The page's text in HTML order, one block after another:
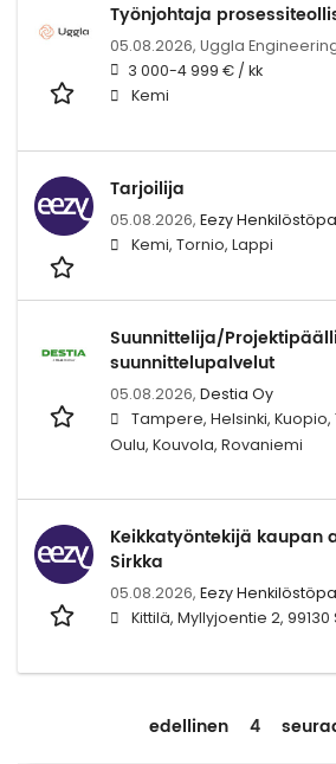
Työnjohtaja
05.08.2026, Uggla
3 000-4 999 € / kk
Kemi
Tarjoilija
05.08.2026, Eezy
Kemi, Tornio, Lappi
Suunnittelija/
suunnittelupalvelut
05.08.2026, Destia Oy
Tampere, Helsinki, Kuopio,
Oulu, Kouvola, Rovaniemi
Keikkatyöntekijä kaupan
Sirkka
05.08.2026, Eezy
Kittilä, Myllyjoentie 2,
edellinen 4